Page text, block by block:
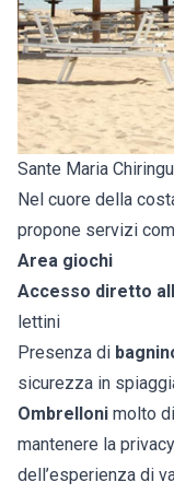
Sante Maria
Nel cuore della
propone servizi
Area giochi
Accesso diretto
lettini
Presenza di
sicurezza in
Ombrelloni molto
mantenere la
dell’esperienza di